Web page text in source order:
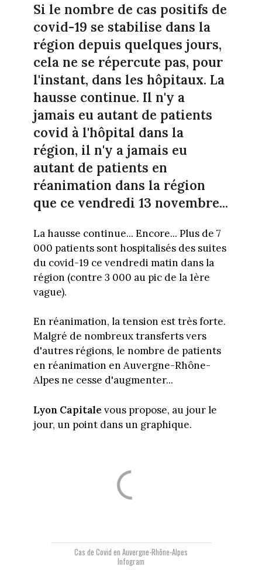
Si le nombre de cas positifs de
covid-19 se stabilise dans la
région depuis quelques jours,
cela ne se répercute pas, pour
l'instant, dans les hôpitaux. La
hausse continue. Il n'y a
jamais eu autant de patients
covid à l'hôpital dans la
région, il n'y a jamais eu
autant de patients en
réanimation dans la région
que ce vendredi 13 novembre...
La hausse continue... Encore... Plus de 7
000 patients sont hospitalisés des suites
du covid-19 ce vendredi matin dans la
région (contre 3 000 au pic de la 1ère
vague).
En réanimation, la tension est très forte.
Malgré de nombreux transferts vers
d'autres régions, le nombre de patients
en réanimation en Auvergne-Rhône-
Alpes ne cesse d'augmenter...
Lyon Capitale vous propose, au jour le
jour, un point dans un graphique.
Cas de Covid en Auvergne-Rhône-Alpes
Infogram